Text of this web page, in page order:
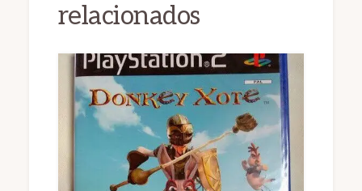
relacionados